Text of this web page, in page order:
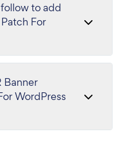
to add
For
Banner
WordPress